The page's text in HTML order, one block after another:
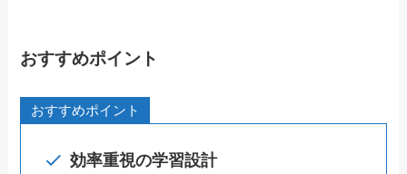
おすすめポイント
おすすめポイント
効率重視の学習設計